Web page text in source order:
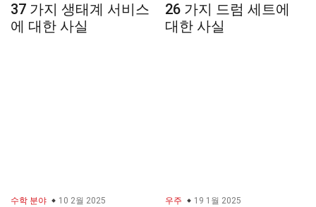
37 가지 생태계 서비스
에 대한 사실
26 가지 드럼 세트에
대한 사실
수학 분야 10 2월 2025 우주 19 1월 2025